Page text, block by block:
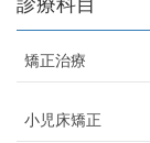
診療科目
矯正治療
小児床矯正